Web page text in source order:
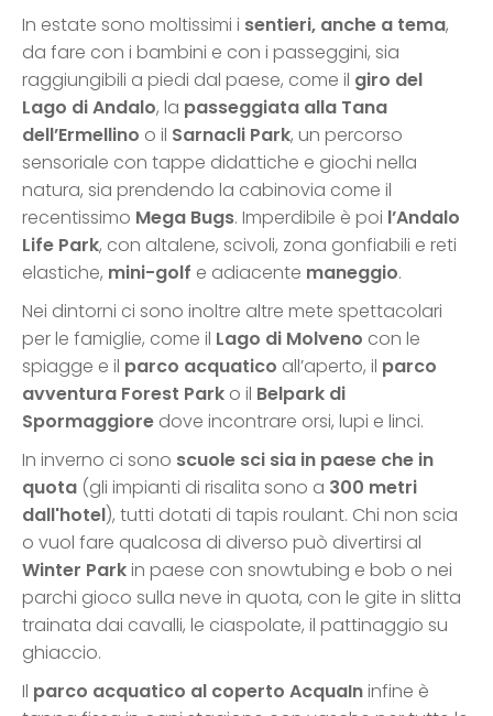
In estate sono moltissimi i sentieri, anche a tema,
da fare con i bambini e con i passeggini, sia
raggiungibili a piedi dal paese, come il giro del
Lago di Andalo, la passeggiata alla Tana
dell’Ermellino o il Sarnacli Park, un percorso
sensoriale con tappe didattiche e giochi nella
natura, sia prendendo la cabinovia come il
recentissimo Mega Bugs. Imperdibile è poi l’Andalo
Life Park, con altalene, scivoli, zona gonfiabili e reti
elastiche, mini-golf e adiacente maneggio.
Nei dintorni ci sono inoltre altre mete spettacolari
per le famiglie, come il Lago di Molveno con le
spiagge e il parco acquatico all’aperto, il parco
avventura Forest Park o il Belpark di
Spormaggiore dove incontrare orsi, lupi e linci.
In inverno ci sono scuole sci sia in paese che in
quota (gli impianti di risalita sono a 300 metri
dall'hotel), tutti dotati di tapis roulant. Chi non scia
o vuol fare qualcosa di diverso può divertirsi al
Winter Parkin paese con snowtubing e bob o nei
parchi gioco sulla neve in quota, con le gite in slitta
trainata dai cavalli, le ciaspolate, il pattinaggio su
ghiaccio.
Il parco acquatico al coperto AcquaIninfine è